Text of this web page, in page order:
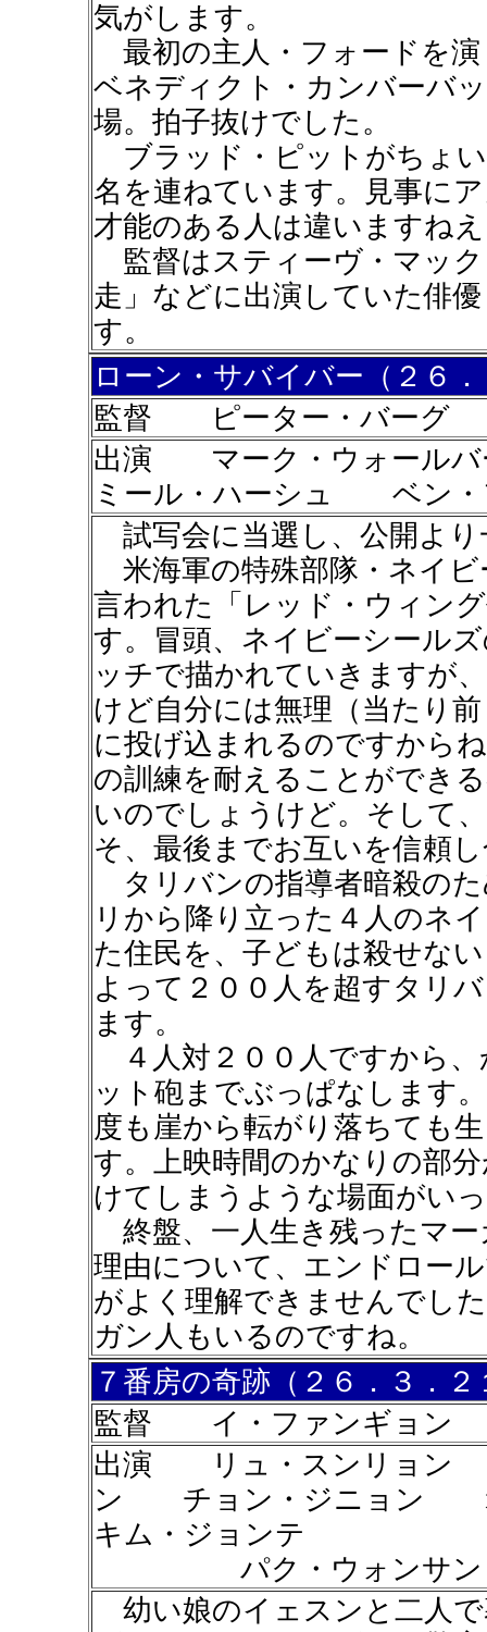
気がします。
最初の主人・フォードを
ベネディクト・カンバーバ
場。拍子抜けでした。
ブラッド・ピットがちょ
名を連ねています。見事に
才能のある人は違いますね
監督はスティーヴ・マッ
走」などに出演していた俳
す。
ローン・サバイバー（２６
監督 ピーター・バーグ
出演 マーク・ウォール
ミール・ハーシュ ベン
試写会に当選し、公開よ
米海軍の特殊部隊・ネイビ
言われた「レッド・ウィン
す。冒頭、ネイビーシール
ッチで描かれていきますが
けど自分には無理（当たり
に投げ込まれるのですから
の訓練を耐えることができ
いのでしょうけど。そして
そ、最後までお互いを信頼
タリバンの指導者暗殺の
リから降り立った４人のネ
た住民を、子どもは殺せな
よって２００人を超すタリ
ます。
４人対２００人ですから
ット砲までぶっぱなします
度も崖から転がり落ちても
す。上映時間のかなりの部
けてしまうような場面がい
終盤、一人生き残ったマ
理由について、エンドロー
がよく理解できませんでし
ガン人もいるのですね。
７番房の奇跡（２６．３．２
監督 イ・ファンギョン
出演 リュ・スンリョ
ン チョン・ジニョン
キム・ジョンテ
パク・ウォンサン
幼い娘のイェスンと二人